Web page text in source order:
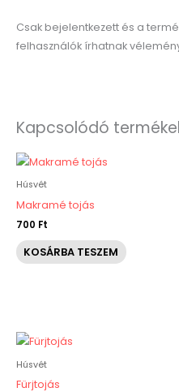
Csak bejelentkezett és a
felhasználók írhatnak
Kapcsolódó
Húsvét
Makramé tojás
700 Ft
KOSÁRBA TESZEM
Húsvét
Fürjtojás